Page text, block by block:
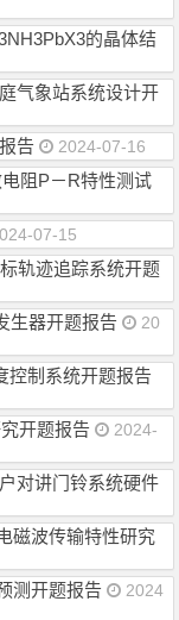
的晶体结
气象站系统设计开
告
2024-07-16
阻P－R特性测试
07-15
轨迹追踪系统开题
生器开题报告
20
控制系统开题报告
开题报告
2024-
对讲门铃系统硬件
磁波传输特性研究
测开题报告
2024